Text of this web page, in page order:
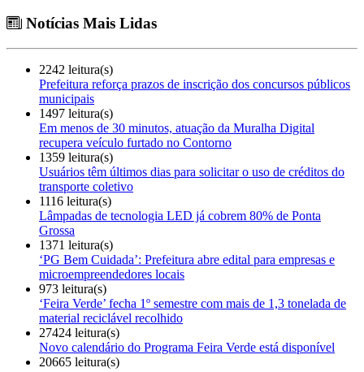
Notícias Mais Lidas
2242 leitura(s)
Prefeitura reforça prazos de inscrição dos concursos públicos
municipais
1497 leitura(s)
Em menos de 30 minutos, atuação da Muralha Digital
recupera veículo furtado no Contorno
1359 leitura(s)
Usuários têm últimos dias para solicitar o uso de créditos do
transporte coletivo
1116 leitura(s)
Lâmpadas de tecnologia LED já cobrem 80% de Ponta
Grossa
1371 leitura(s)
‘PG Bem Cuidada’: Prefeitura abre edital para empresas e
microempreendedores locais
973 leitura(s)
‘Feira Verde’ fecha 1º semestre com mais de 1,3 tonelada de
material reciclável recolhido
27424 leitura(s)
Novo calendário do Programa Feira Verde está disponível
20665 leitura(s)